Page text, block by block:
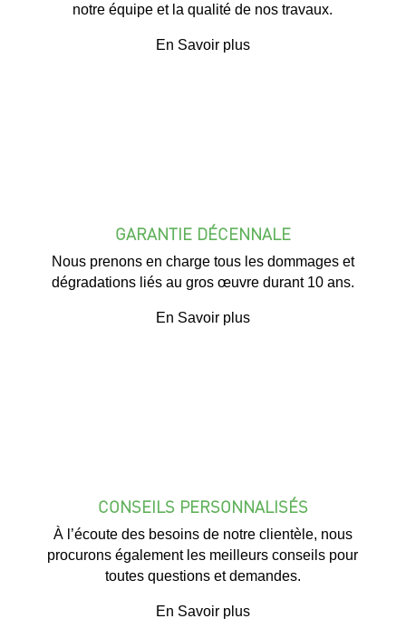
notre équipe et la qualité de nos travaux.
En Savoir plus
GARANTIE DÉCENNALE
Nous prenons en charge tous les dommages et
dégradations liés au gros œuvre durant 10 ans.
En Savoir plus
CONSEILS PERSONNALISÉS
À l’écoute des besoins de notre clientèle, nous
procurons également les meilleurs conseils pour
toutes questions et demandes.
En Savoir plus